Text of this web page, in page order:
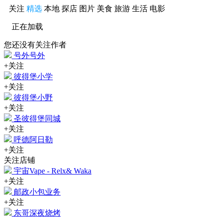
关注 精选 本地 探店 图片 美食 旅游 生活 电影
正在加载
您还没有关注作者
号外号外
+关注
彼得堡小学
+关注
彼得堡小野
+关注
圣彼得堡同城
+关注
呼德阿日勒
+关注
关注店铺
宇宙Vape - Relx& Waka
+关注
邮政小包业务
+关注
东哥深夜烧烤